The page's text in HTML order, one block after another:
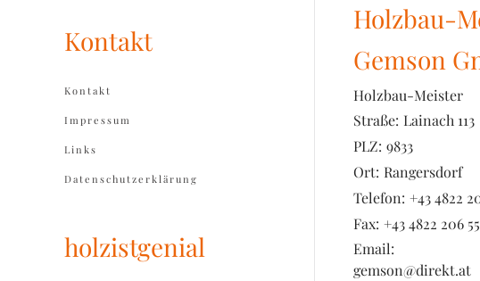
Holzbau-
Gemson
Holzbau-Meister
Straße: Lainach 113
PLZ: 9833
Ort: Rangersdorf
Telefon: +43 4822
Fax: +43 4822 206
Email:
gemson@direkt.at
Kontakt
Kontakt
Impressum
Links
Datenschutzerklärung
holzistgenial